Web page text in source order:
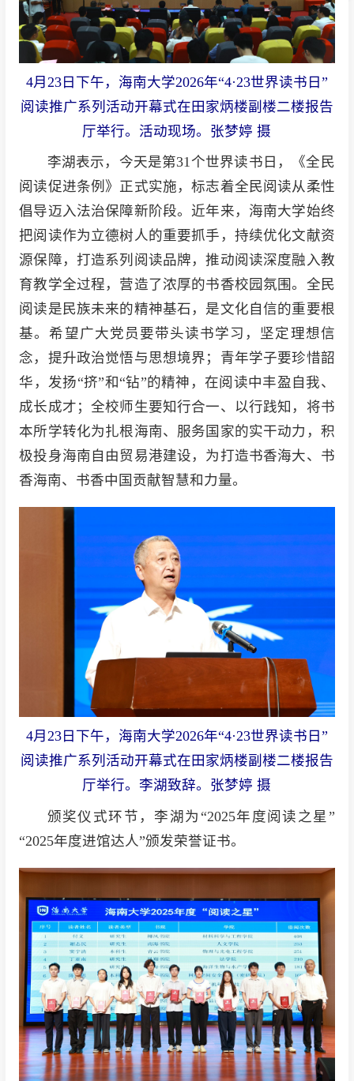
4月23日下午，海南大学2026年“4·23世界读书日”
阅读推广系列活动开幕式在田家炳楼副楼二楼报告
厅举行。活动现场。张梦婷 摄
李湖表示，今天是第31个世界读书日，《全民
阅读促进条例》正式实施，标志着全民阅读从柔性
倡导迈入法治保障新阶段。近年来，海南大学始终
把阅读作为立德树人的重要抓手，持续优化文献资
源保障，打造系列阅读品牌，推动阅读深度融入教
育教学全过程，营造了浓厚的书香校园氛围。全民
阅读是民族未来的精神基石，是文化自信的重要根
基。希望广大党员要带头读书学习，坚定理想信
念，提升政治觉悟与思想境界；青年学子要珍惜韶
华，发扬“挤”和“钻”的精神，在阅读中丰盈自我、
成长成才；全校师生要知行合一、以行践知，将书
本所学转化为扎根海南、服务国家的实干动力，积
极投身海南自由贸易港建设，为打造书香海大、书
香海南、书香中国贡献智慧和力量。
4月23日下午，海南大学2026年“4·23世界读书日”
阅读推广系列活动开幕式在田家炳楼副楼二楼报告
厅举行。李湖致辞。张梦婷 摄
颁奖仪式环节，李湖为“2025年度阅读之星”
“2025年度进馆达人”颁发荣誉证书。